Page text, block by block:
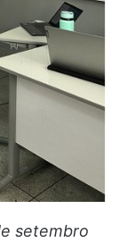
setembro